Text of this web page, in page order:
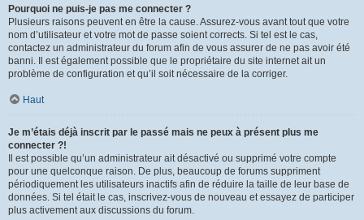
Pourquoi ne puis-je pas me connecter ?
Plusieurs raisons peuvent en être la cause. Assurez-vous avant tout que votre
nom d’utilisateur et votre mot de passe soient corrects. Si tel est le cas,
contactez un administrateur du forum afin de vous assurer de ne pas avoir été
banni. Il est également possible que le propriétaire du site internet ait un
problème de configuration et qu’il soit nécessaire de la corriger.
Haut
Je m’étais déjà inscrit par le passé mais ne peux à présent plus me
connecter ?!
Il est possible qu’un administrateur ait désactivé ou supprimé votre compte
pour une quelconque raison. De plus, beaucoup de forums suppriment
périodiquement les utilisateurs inactifs afin de réduire la taille de leur base de
données. Si tel était le cas, inscrivez-vous de nouveau et essayez de participer
plus activement aux discussions du forum.